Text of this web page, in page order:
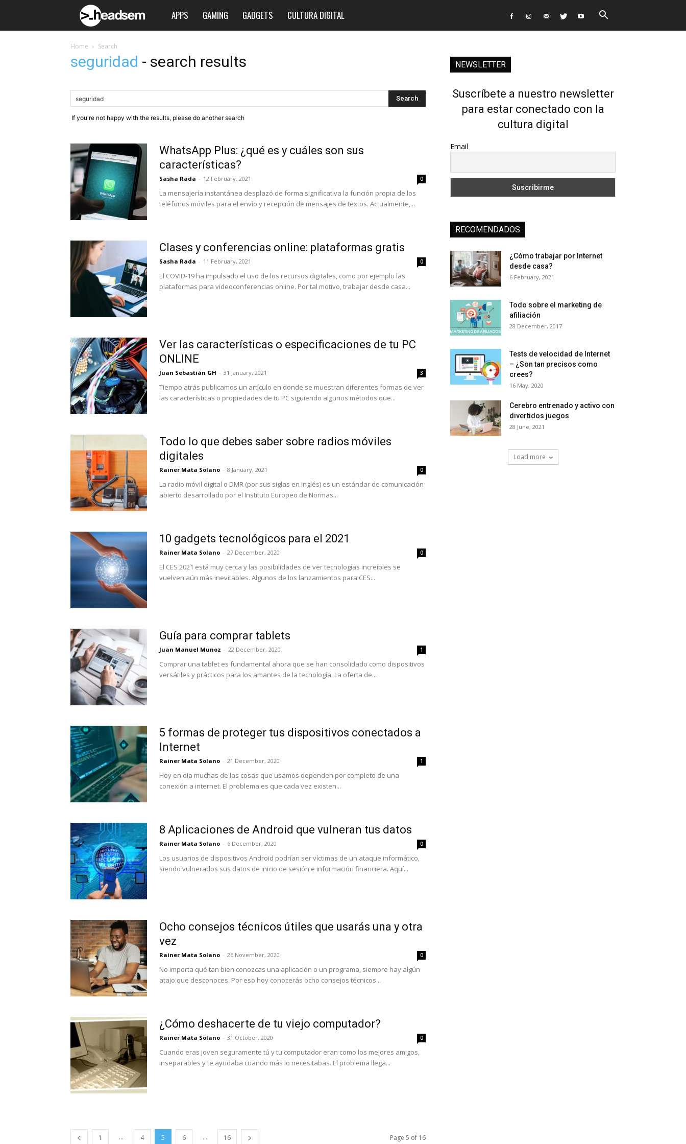
Headsem.com
APPS GAMING GADGETS CULTURA DIGITAL
Home Search
seguridad - search results
If you're not happy with the results, please do another search
WhatsApp Plus: ¿qué es y cuáles son sus
características?
Sasha Rada - 12 February, 2021 0
La mensajería instantánea desplazó de forma significativa la función propia de los
teléfonos móviles para el envío y recepción de mensajes de textos. Actualmente,...
Clases y conferencias online: plataformas gratis
Sasha Rada - 11 February, 2021 0
El COVID-19 ha impulsado el uso de los recursos digitales, como por ejemplo las
plataformas para videoconferencias online. Por tal motivo, trabajar desde casa...
Ver las características o especificaciones de tu PC
ONLINE
Juan Sebastián GH - 31 January, 2021 3
Tiempo atrás publicamos un artículo en donde se muestran diferentes formas de ver
las características o propiedades de tu PC siguiendo algunos métodos que...
Todo lo que debes saber sobre radios móviles
digitales
Rainer Mata Solano - 8 January, 2021 0
La radio móvil digital o DMR (por sus siglas en inglés) es un estándar de comunicación
abierto desarrollado por el Instituto Europeo de Normas...
10 gadgets tecnológicos para el 2021
Rainer Mata Solano - 27 December, 2020 0
El CES 2021 está muy cerca y las posibilidades de ver tecnologías increíbles se
vuelven aún más inevitables. Algunos de los lanzamientos para CES...
Guía para comprar tablets
Juan Manuel Munoz - 22 December, 2020 1
Comprar una tablet es fundamental ahora que se han consolidado como dispositivos
versátiles y prácticos para los amantes de la tecnología. La oferta de...
5 formas de proteger tus dispositivos conectados a
Internet
Rainer Mata Solano - 21 December, 2020 1
Hoy en día muchas de las cosas que usamos dependen por completo de una
conexión a internet. El problema es que cada vez existen...
8 Aplicaciones de Android que vulneran tus datos
Rainer Mata Solano - 6 December, 2020 0
Los usuarios de dispositivos Android podrían ser víctimas de un ataque informático,
siendo vulnerados sus datos de inicio de sesión e información financiera. Aquí...
Ocho consejos técnicos útiles que usarás una y otra
vez
Rainer Mata Solano - 26 November, 2020 0
No importa qué tan bien conozcas una aplicación o un programa, siempre hay algún
atajo que desconoces. Por eso hoy conocerás ocho consejos técnicos...
¿Cómo deshacerte de tu viejo computador?
Rainer Mata Solano - 31 October, 2020 0
Cuando eras joven seguramente tú y tu computador eran como los mejores amigos,
inseparables y te ayudaba cuando más lo necesitabas. El problema llega...
1 ... 4 5 6 ... 16 Page 5 of 16
NEWSLETTER
Suscríbete a nuestro newsletter
para estar conectado con la
cultura digital
Email
RECOMENDADOS
¿Cómo trabajar por Internet
desde casa?
6 February, 2021
Todo sobre el marketing de
afiliación
28 December, 2017
Tests de velocidad de Internet
– ¿Son tan precisos como
crees?
16 May, 2020
Cerebro entrenado y activo con
divertidos juegos
28 June, 2021
Load more